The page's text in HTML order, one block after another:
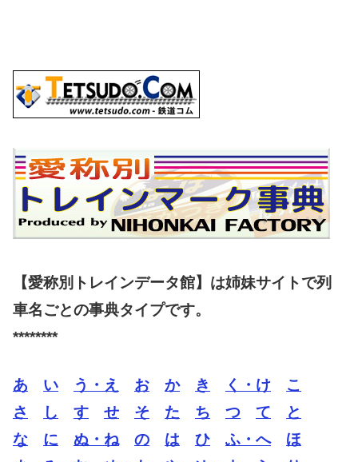
【愛称別トレインデータ館】は姉妹サイトで列
車名ごとの事典タイプです。
********
あ い う・え お か き く・け
こ
さ
し す せ そ た ち つ て
と
な
に ぬ・ね の は ひ ふ・へ
ほ